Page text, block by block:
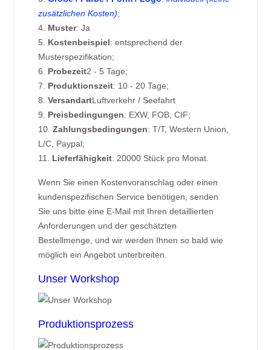
zusätzlichen Kosten);
4. Muster: Ja
5. Kostenbeispiel: entsprechend der
Musterspezifikation;
6. Probezeit2 - 5 Tage;
7. Produktionszeit: 10 - 20 Tage;
8.VersandartLuftverkehr / Seefahrt
9. Preisbedingungen: EXW, FOB, CIF;
10.Zahlungsbedingungen: T/T, Western Union,
L/C, Paypal;
11. Lieferfähigkeit: 20000 Stück pro Monat.
Wenn Sie einen Kostenvoranschlag oder einen
kundenspezifischen Service benötigen, senden
Sie uns bitte eine E-Mail mit Ihren detaillierten
Anforderungen und der geschätzten
Bestellmenge, und wir werden Ihnen so bald wie
möglich ein Angebot unterbreiten.
Unser Workshop
Produktionsprozess